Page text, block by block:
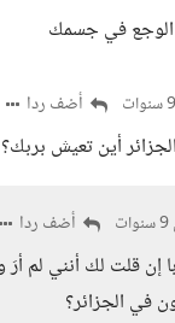
في جسمك
أضف ردا
أين تعيش بربك؟
أضف ردا
إن قلت لك أنني لم
في الجزائر؟